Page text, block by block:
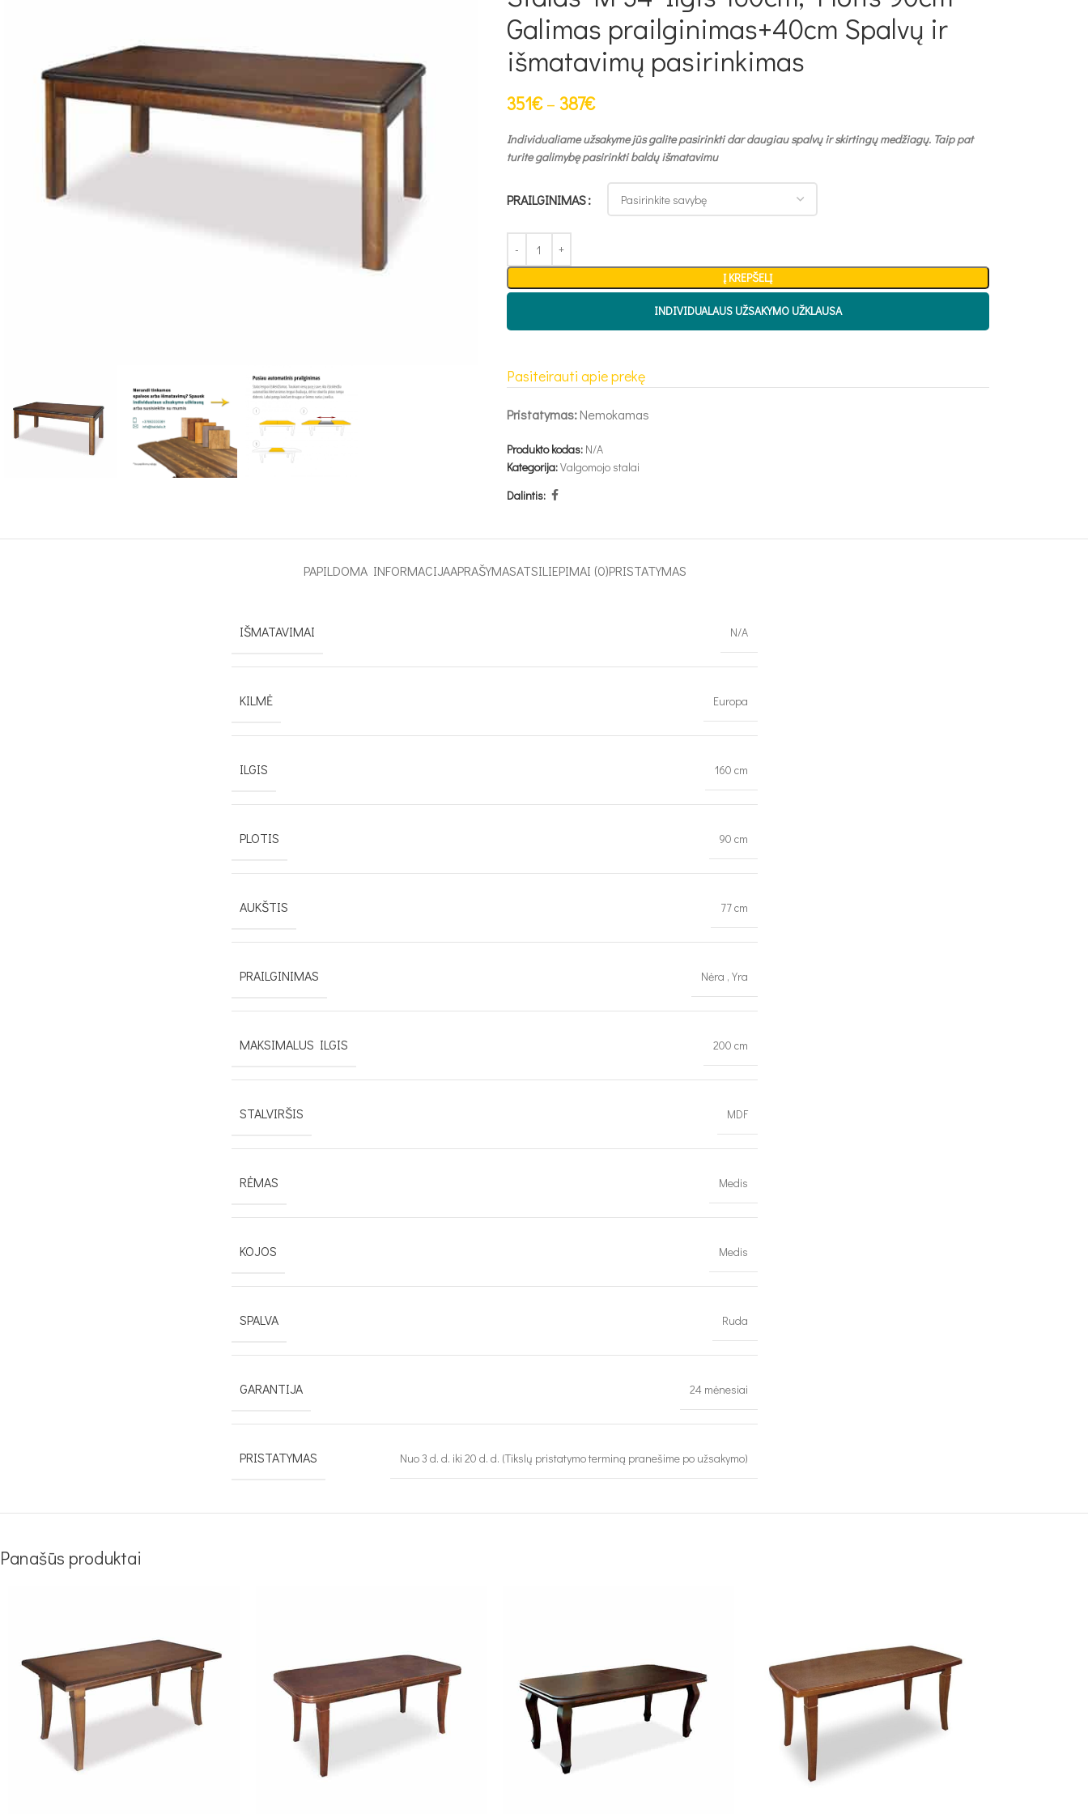
Galimas prailginimas+40cm Spalvų ir
išmatavimų pasirinkimas
351€ – 387€
Individualiame užsakyme jūs galite pasirinkti dar daugiau spalvų ir skirtingų medžiagų. Taip pat
turite galimybę pasirinkti baldų išmatavimu
PRAILGINIMAS
Į KREPŠELĮ
INDIVIDUALAUS UŽSAKYMO UŽKLAUSA
Pasiteirauti apie prekę
Pristatymas:Nemokamas
Produkto kodas: N/A
Kategorija:Valgomojo stalai
Dalintis:
PAPILDOMA INFORMACIJAAPRAŠYMASATSILIEPIMAI (0)PRISTATYMAS
IŠMATAVIMAI N/A
KILMĖ Europa
ILGIS 160 cm
PLOTIS 90 cm
AUKŠTIS 77 cm
PRAILGINIMAS Nėra , Yra
MAKSIMALUS ILGIS 200 cm
STALVIRŠIS MDF
RĖMAS Medis
KOJOS Medis
SPALVA Ruda
GARANTIJA 24 mėnesiai
PRISTATYMAS Nuo 3 d. d. iki 20 d. d. (Tikslų pristatymo terminą pranešime po užsakymo)
Panašūs produktai